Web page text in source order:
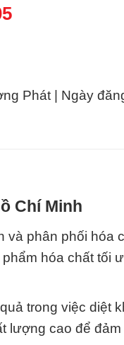
Phát | Ngày
Chí Minh
và phân phối hóa
hóa chất tối
trong việc diệt
lượng cao để đảm